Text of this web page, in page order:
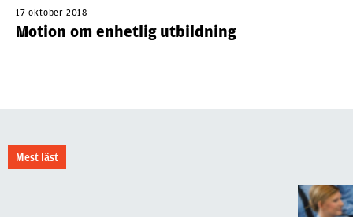
17 oktober 2018
Motion om enhetlig utbildning
Mest läst